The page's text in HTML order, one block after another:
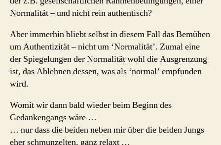
Normalität – und nicht rein authentisch?
Aber immerhin bliebt selbst in diesem Fall das Bemühen
um Authentizität – nicht um ‘Normalität’. Zumal eine
der Spiegelungen der Normalität wohl die Ausgrenzung
ist, das Ablehnen dessen, was als ‘normal’ empfunden
wird.
Womit wir dann bald wieder beim Beginn des
Gedankengangs wäre …
… nur dass die beiden neben mir über die beiden Jungs
eher schmunzelten, ganz relaxt …